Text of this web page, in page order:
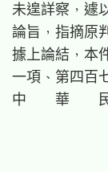
未遑詳察，遽
論旨，指摘原
據上論結，本
一項、第四百
中　　華　　